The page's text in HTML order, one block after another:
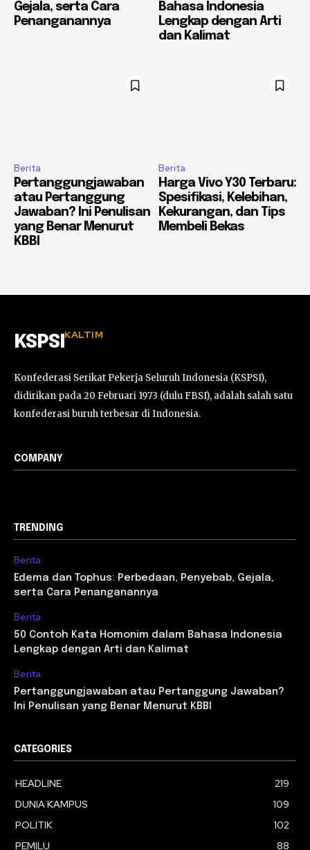
Gejala, serta Cara
Penanganannya
Bahasa Indonesia
Lengkap dengan Arti
dan Kalimat
Berita
Pertanggungjawaban
atau Pertanggung
Jawaban? Ini Penulisan
yang Benar Menurut
KBBI
Berita
Harga Vivo Y30 Terbaru:
Spesifikasi, Kelebihan,
Kekurangan, dan Tips
Membeli Bekas
KSPSI KALTIM
Konfederasi Serikat Pekerja Seluruh Indonesia (KSPSI),
didirikan pada 20 Februari 1973 (dulu FBSI), adalah salah satu
konfederasi buruh terbesar di Indonesia.
COMPANY
TRENDING
Berita
Edema dan Tophus: Perbedaan, Penyebab, Gejala,
serta Cara Penanganannya
Berita
50 Contoh Kata Homonim dalam Bahasa Indonesia
Lengkap dengan Arti dan Kalimat
Berita
Pertanggungjawaban atau Pertanggung Jawaban?
Ini Penulisan yang Benar Menurut KBBI
CATEGORIES
HEADLINE
219
DUNIA KAMPUS
109
POLITIK
102
PEMILU
88